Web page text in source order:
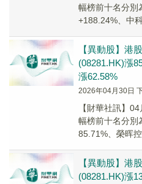
幅榜前十名分別
+188.24%、中
【異動股】港
(08281.HK)漲
漲62.58%
2026年04月30日
【財華社訊】
幅榜前十名分別
85.71%、榮晖
【異動股】港
(08281.HK)漲